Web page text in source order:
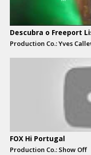
Descubra o Freeport
Production Co.: Yves
FOX Hi Portugal
Production Co.: Show Off